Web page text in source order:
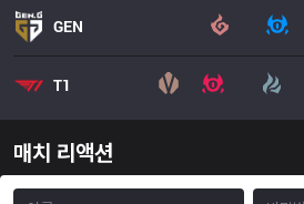
GEN
T1
매치 리액션